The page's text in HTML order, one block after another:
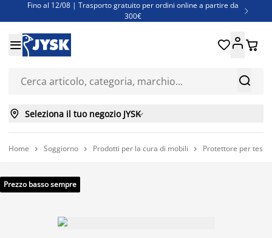
Fino al 12/08 | Trasporto gratuito per ordini online a partire da
300€

Super offerte d'estate | Oltre 1.500 articoli fino al 70%
Finanziamenti - Scegli il piano di rimborso più adatto a te


 
 Seleziona il tuo negozio JYSK
Home  Soggiorno  Prodotti per la cura di mobili  Protettore per
Prezzo basso sempre